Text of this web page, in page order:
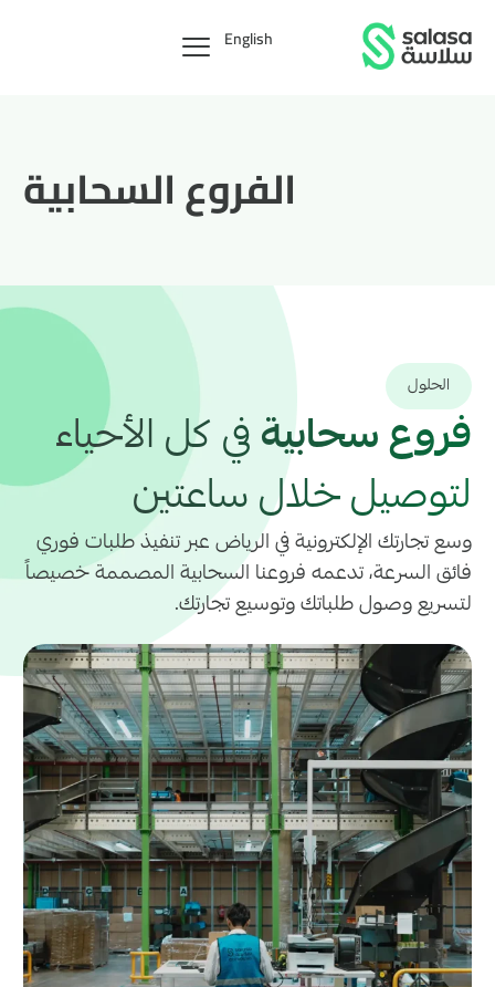
English
الفروع السحابية
الحلول
فروع سحابيةفي كل الأحياء
لتوصيل خلال ساعتين
وسع تجارتك الإلكترونية في الرياض عبر تنفيذ طلبات فوري
فائق السرعة، تدعمه فروعنا السحابية المصممة خصيصاً
لتسريع وصول طلباتك وتوسيع تجارتك.